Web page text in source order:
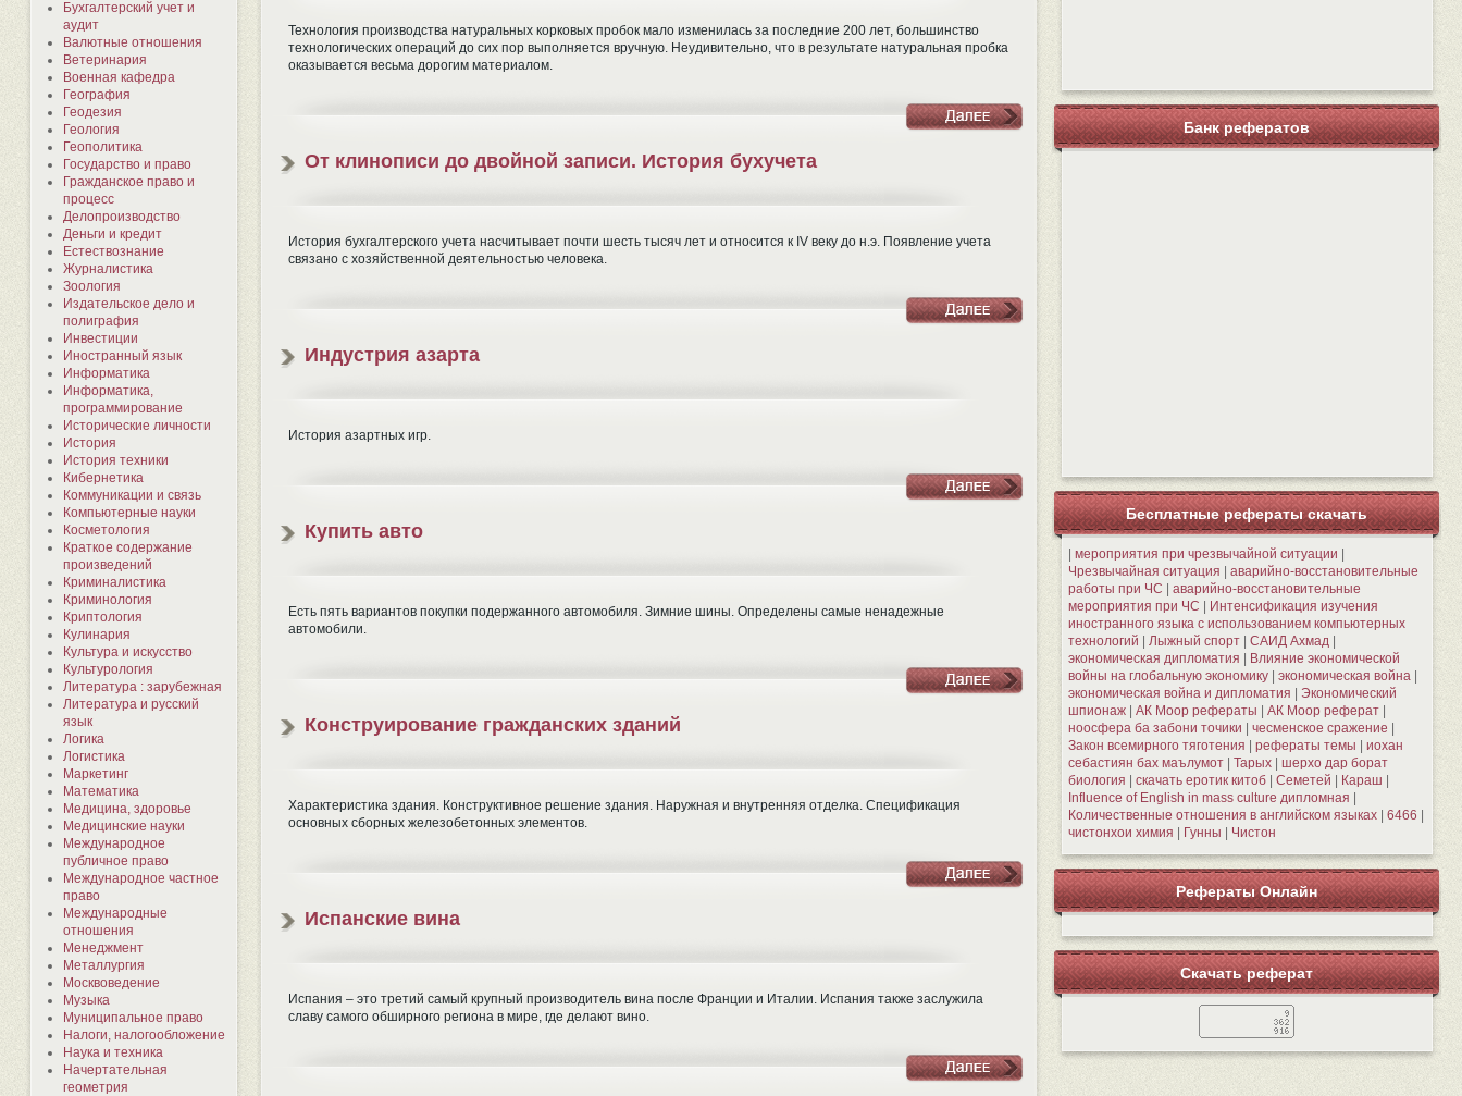
Бухгалтерский учет и
аудит
Валютные отношения
Ветеринария
Военная кафедра
География
Геодезия
Геология
Геополитика
Государство и право
Гражданское право и
процесс
Делопроизводство
Деньги и кредит
Естествознание
Журналистика
Зоология
Издательское дело и
полиграфия
Инвестиции
Иностранный язык
Информатика
Информатика,
программирование
Исторические личности
История
История техники
Кибернетика
Коммуникации и связь
Компьютерные науки
Косметология
Краткое содержание
произведений
Криминалистика
Криминология
Криптология
Кулинария
Культура и искусство
Культурология
Литература : зарубежная
Литература и русский
язык
Логика
Логистика
Маркетинг
Математика
Медицина, здоровье
Медицинские науки
Международное
публичное право
Международное частное
право
Международные
отношения
Менеджмент
Металлургия
Москвоведение
Музыка
Муниципальное право
Налоги, налогообложение
Наука и техника
Начертательная
геометрия
Технология производства натуральных корковых пробок мало изменилась за последние 200 лет, большинство
технологических операций до сих пор выполняется вручную. Неудивительно, что в результате натуральная пробка
оказывается весьма дорогим материалом.
От клинописи до двойной записи. История бухучета
История бухгалтерского учета насчитывает почти шесть тысяч лет и относится к IV веку до н.э. Появление учета
связано с хозяйственной деятельностью человека.
Индустрия азарта
История азартных игр.
Купить авто
Есть пять вариантов покупки подержанного автомобиля. Зимние шины. Определены самые ненадежные
автомобили.
Конструирование гражданских зданий
Характеристика здания. Конструктивное решение здания. Наружная и внутренняя отделка. Спецификация
основных сборных железобетонных элементов.
Испанские вина
Испания – это третий самый крупный производитель вина после Франции и Италии. Испания также заслужила
славу самого обширного региона в мире, где делают вино.
Банк рефератов
Бесплатные рефераты скачать
мероприятия при чрезвычайной ситуации
Чрезвычайная ситуация
аварийно-восстановительные
работы при ЧС
аварийно-восстановительные
мероприятия при ЧС
Интенсификация изучения
иностранного языка с использованием компьютерных
технологий
Лыжный спорт САИД Ахмад
экономическая дипломатия
Влияние экономической
войны на глобальную экономику
экономическая война
экономическая война и дипломатия
Экономический
шпионаж
АК Моор рефераты АК Моор реферат
ноосфера ба забони точики
чесменское сражение
Закон всемирного тяготения
рефераты темы
иохан
себастиян бах маълумот
Тарых
шерхо дар борат
биология
скачать еротик китоб Семетей Караш
Influence of English in mass culture дипломная
Количественные отношения в английском языках
6466
чистонхои химия
Гунны Чистон
Рефераты Онлайн
Скачать реферат